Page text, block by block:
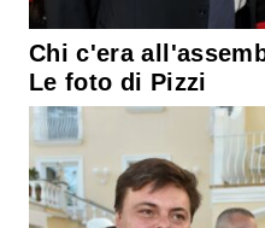
Chi c'era
Le foto di Pizzi